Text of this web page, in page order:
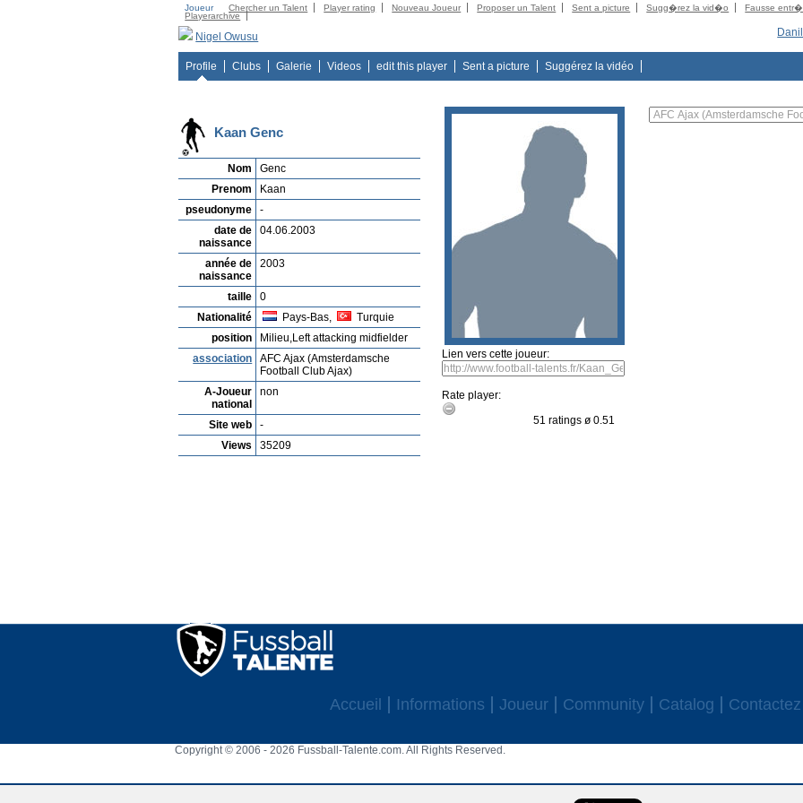
Joueur Chercher un Talent Player rating Nouveau Joueur Proposer un Talent Sent a picture Sugg�rez la vid�o
Fausse
Playerarchive
Nigel Owusu
Profile Clubs Galerie Videos edit this player Sent a picture Suggérez la vidéo
Kaan Genc
Nom
Genc
Prenom
Kaan
pseudonyme
-
date de
naissance
04.06.2003
année de
naissance
2003
taille
0
Nationalité
Pays-Bas,
Turquie
position
Milieu,Left attacking midfielder
association
AFC Ajax (Amsterdamsche
Football Club Ajax)
A-Joueur
national
non
Site web
-
Views
35209
Lien vers cette joueur:
Rate player:
51 ratings ø 0.51
Accueil Informations Joueur Community Catalog Contactez
Copyright © 2006 - 2026 Fussball-Talente.com. All Rights Reserved.